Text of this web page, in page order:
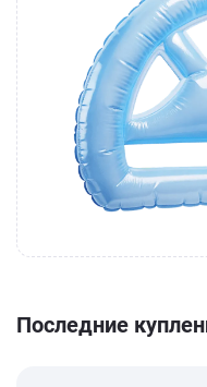
Последние